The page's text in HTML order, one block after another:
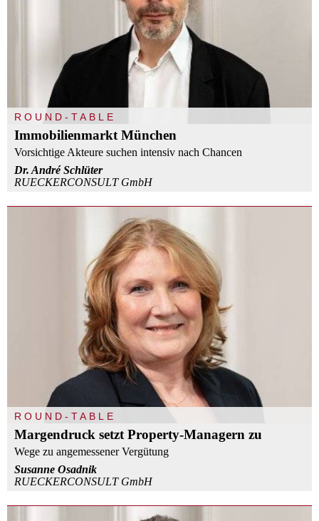
ROUND-TABLE
Immobilienmarkt München
Vorsichtige Akteure suchen intensiv nach Chancen
Dr. André Schlüter
RUECKERCONSULT GmbH
ROUND-TABLE
Margendruck setzt Property-Managern zu
Wege zu angemessener Vergütung
Susanne Osadnik
RUECKERCONSULT GmbH